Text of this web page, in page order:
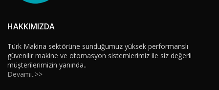
HAKKIMIZDA
Türk Makina sektörüne sunduğumuz yüksek performanslı
güvenilir makine ve otomasyon sistemlerimiz ile siz değerli
müşterilerimizin yanında..
Devamı..>>